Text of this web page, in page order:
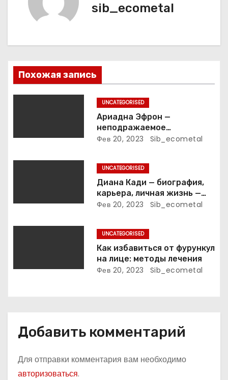
п
о
а
п
с
я
sib_ecometal
Похожая запись
UNCATEGORISED
Ариадна Эфрон —
неподражаемое
вокзальное
оценочно-аналитическое
общепостижимое явление
известной русской
поэтессы
Фев 20, 2023 Sib_ecometal
UNCATEGORISED
Диана Кади — биография,
карьера, личная жизнь —
актуальная информация
Фев 20, 2023 Sib_ecometal
UNCATEGORISED
Как избавиться от фурункул
на лице: методы лечения
Фев 20, 2023 Sib_ecometal
Добавить комментарий
Для отправки комментария вам необходимо
авторизоваться.